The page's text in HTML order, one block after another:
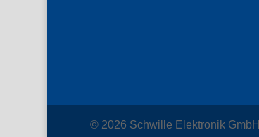
© 2026 Schwille Elektronik GmbH